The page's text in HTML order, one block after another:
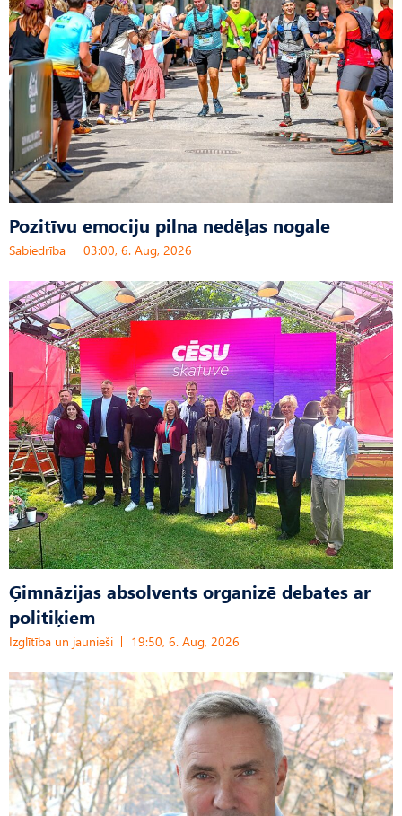
Pozitīvu emociju pilna nedēļas nogale
Sabiedrība 03:00, 6. Aug, 2026
Ģimnāzijas absolvents organizē debates ar
politiķiem
Izglītība un jaunieši 19:50, 6. Aug, 2026